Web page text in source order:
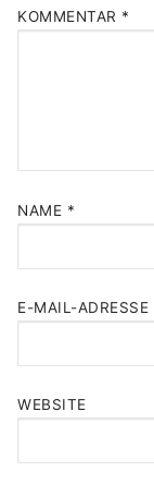
KOMMENTAR *
NAME *
E-MAIL-ADRESSE
WEBSITE